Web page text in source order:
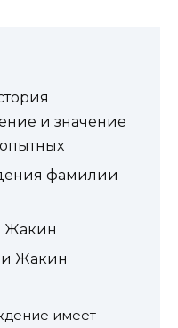
и значение
фамилии
Жакин
Жакин
имеет